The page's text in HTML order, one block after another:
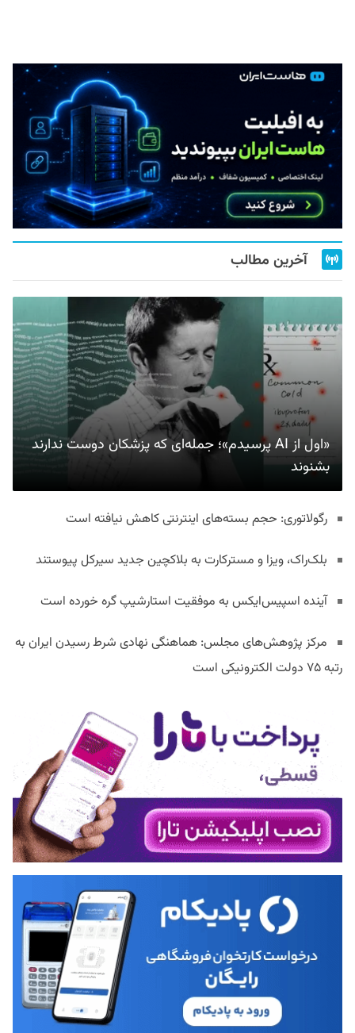
آخرین مطالب
«اول از AI پرسیدم»؛ جمله‌ای که پزشکان دوست ندارند
بشنوند
رگولاتوری: حجم بسته‌های اینترنتی کاهش نیافته است
بلک‌راک، ویزا و مسترکارت به بلاکچین جدید سیرکل پیوستند
آینده اسپیس‌ایکس به موفقیت استارشیپ گره خورده است
مرکز پژوهش‌های مجلس: هماهنگی نهادی شرط رسیدن ایران به
رتبه ۷۵ دولت الکترونیکی است